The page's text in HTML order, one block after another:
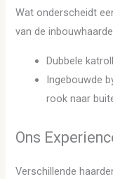
Wat onderscheidt
van de
Dubbele
Ingebouwde
rook naar
Ons
Verschillende